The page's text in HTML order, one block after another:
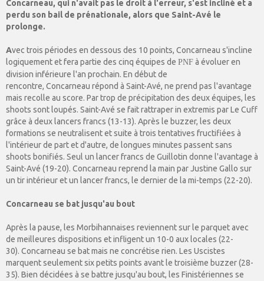
Concarneau, qui n'avait pas le droit à l'erreur, s'est incliné et a
perdu son bail de prénationale, alors que Saint-Avé le
prolonge.
Avec trois périodes en dessous des 10 points, Concarneau s'incline
logiquement et fera partie des cinq équipes de PNF à évoluer en
division inférieure l'an prochain. En début de
rencontre, Concarneau répond à Saint-Avé, ne prend pas l'avantage
mais recolle au score. Par trop de précipitation des deux équipes, les
shoots sont loupés. Saint-Avé se fait rattraper in extremis par Le Cuff
grâce à deux lancers francs (13-13). Après le buzzer, les deux
formations se neutralisent et suite à trois tentatives fructifiées à
l'intérieur de part et d'autre, de longues minutes passent sans
shoots bonifiés. Seul un lancer francs de Guillotin donne l'avantage à
Saint-Avé (19-20). Concarneau reprend la main par Justine Gallo sur
un tir intérieur et un lancer francs, le dernier de la mi-temps (22-20).
Concarneau se bat jusqu'au bout
Après la pause, les Morbihannaises reviennent sur le parquet avec
de meilleures dispositions et infligent un 10-0 aux locales (22-
30). Concarneau se bat mais ne concrétise rien. Les Uscistes
marquent seulement six petits points avant le troisième buzzer (28-
35). Bien décidées à se battre jusqu'au bout, les Finistériennes se